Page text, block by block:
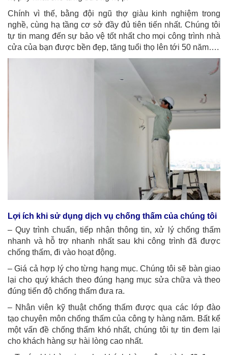
Chính vì thế, bằng đội ngũ thợ giàu kinh nghiệm trong
nghề, cùng hạ tầng cơ sở đầy đủ tiên tiến nhất. Chúng tôi
tự tin mang đến sự bảo vệ tốt nhất cho mọi công trình nhà
cửa của bạn được bền đẹp, tăng tuổi thọ lên tới 50 năm….
Lợi ích khi sử dụng dịch vụ chống thấm của chúng tôi
– Quy trình chuẩn, tiếp nhận thông tin, xử lý chống thấm
nhanh và hỗ trợ nhanh nhất sau khi công trình đã được
chống thấm, đi vào hoạt động.
– Giá cả hợp lý cho từng hạng mục. Chúng tôi sẽ bàn giao
lại cho quý khách theo đúng hạng mục sửa chữa và theo
đúng tiến độ chống thấm đưa ra.
– Nhân viên kỹ thuật chống thấm được qua các lớp đào
tạo chuyên môn chống thấm của công ty hàng năm. Bất kể
một vấn đề chống thấm khó nhất, chúng tôi tự tin đem lại
cho khách hàng sự hài lòng cao nhất.